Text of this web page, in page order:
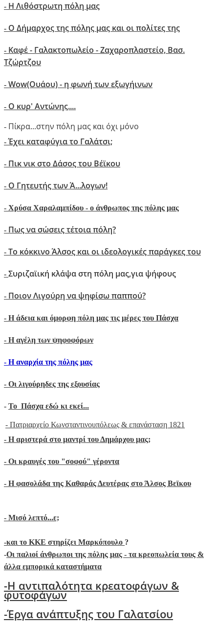
- Η Λιθόστρωτη πόλη μας
- O Δήμαρχος της πόλης μας και οι πολίτες της
- Καφέ - Γαλακτοπωλείο - Ζαχαροπλαστείο, Βασ.
Τζώρτζου
- Wow(Oυάου) - η φωνή των εξωγήινων
- Ο κυρ' Αντώνης....
- Πίκρα...στην πόλη μας και όχι μόνο
- Έχει καταφύγια το Γαλάτσι;
- Πικ νικ στο Δάσος του Βέϊκου
- Ο Γητευτής των Ά...λογων!
- Xρύσα Χαραλαμπίδου - ο άνθρωπος της πόλης μας
- Πως να σώσεις τέτοια πόλη?
- Το κόκκινο Άλσος και οι ιδεολογικές παράγκες του
- Συριζαϊική κλάψα στη πόλη μας,για ψήφους
- Ποιον Λιγούρη να ψηφίσω παππού?
- Η άδεια και όμορφη πόλη μας τις μέρες του Πάσχα
- Η αγέλη των ψηφοφόρων
- H αναρχία της πόλης μας
- Oι λιγούρηδες της εξουσίας
- Το Πάσχα εδώ κι εκεί...
- Πατριαρχείο Κωνσταντινουπόλεως & επανάσταση 1821
- Η αριστερά στο μαντρί του Δημάρχου μας;
- Οι κραυγές του "σοφού" γέροντα
- Η φασολάδα της Καθαράς Δευτέρας στο Άλσος Βεϊκου
- Μισό λεπτό...ε;
-και το ΚΚΕ στηρίζει Μαρκόπουλο ?
-Οι παλιοί άνθρωποι της πόλης μας - τα κρεοπωλεία τους &
άλλα εμπορικά καταστήματα
-Η αντιπαλότητα κρεατοφάγων &
φυτοφάγων
-Έργα ανάπτυξης του Γαλατσίου